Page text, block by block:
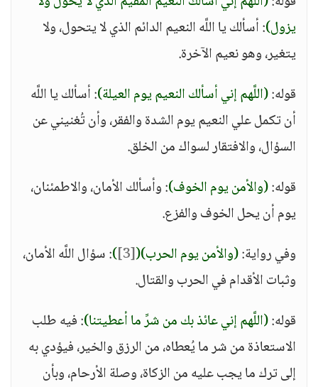
يزول): أسألك يا اللَّه النعيم الدائم الذي لا يتحول، ولا
يتغير، وهو نعيم الآخرة.
قوله:(اللَّهم إني أسألك النعيم يوم العيلة): أسألك يا اللَّه
أن تكمل علي النعيم يوم الشدة والفقر، وأن تُغنيني عن
السؤال، والافتقار لسواك من الخلق.
قوله:(والأمن يوم الخوف): وأسألك الأمان، والاطمئنان،
يوم أن يحل الخوف والفزع.
وفي رواية:(والأمن يوم الحرب)(
[3]
): سؤال اللَّه الأمان،
وثبات الأقدام في الحرب والقتال.
قوله:(اللَّهم إني عائذ بك من شرِّ ما أعطيتنا): فيه طلب
الاستعاذة من شر ما يُعطاه، من الرزق والخير، فيؤدي به
إلى ترك ما يجب عليه من الزكاة، وصلة الأرحام، وبأن